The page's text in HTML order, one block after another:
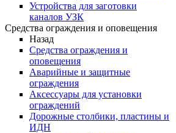
Устройства для заготовки
каналов УЗК
Средства ограждения и оповещения
Назад
Средства ограждения и
оповещения
Аварийные и защитные
ограждения
Аксессуары для установки
ограждений
Дорожные столбики, пластины и
ИДН